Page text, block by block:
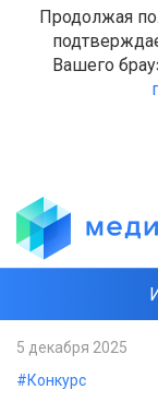
Продолжая
Вашего
5 декабря 2025
#Конкурс